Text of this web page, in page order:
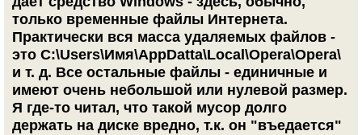
только временные файлы Интернета.
Практически вся масса удаляемых файлов -
это C:\Users\Имя\AppDatta\Local\Opera\Opera\
и т. д. Все остальные файлы - единичные и
имеют очень небольшой или нулевой размер.
Я где-то читал, что такой мусор долго
держать на диске вредно, т.к. он "въедается"